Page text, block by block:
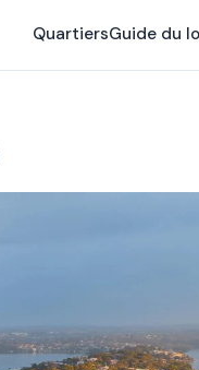
QuartiersGuide du